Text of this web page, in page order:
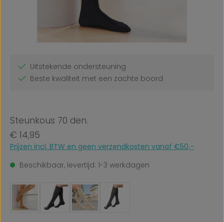
Uitstekende ondersteuning
Beste kwaliteit met een zachte boord
Steunkous 70 den.
Normale prijs:
€ 14,95
Prijzen incl. BTW en geen verzendkosten vanaf €50,-
Beschikbaar, levertijd: 1-3 werkdagen